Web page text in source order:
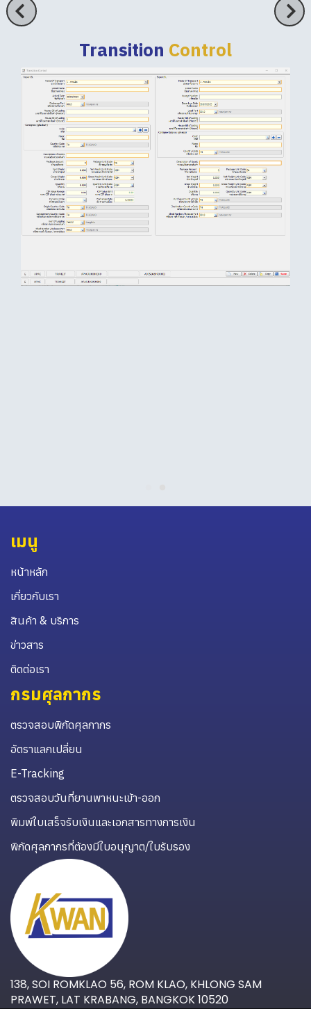
Transition Control
เมนู
หน้าหลัก
เกี่ยวกับเรา
สินค้า & บริการ
ข่าวสาร
ติดต่อเรา
กรมศุลกากร
ตรวจสอบพิกัดศุลกากร
อัตราแลกเปลี่ยน
E-Tracking
ตรวจสอบวันที่ยานพาหนะเข้า-ออก
พิมพ์ใบเสร็จรับเงินและเอกสารทางการเงิน
พิกัดศุลกากรที่ต้องมีใบอนุญาต/ใบรับรอง
138, SOI ROMKLAO 56, ROM KLAO, KHLONG SAM
PRAWET, LAT KRABANG, BANGKOK 10520